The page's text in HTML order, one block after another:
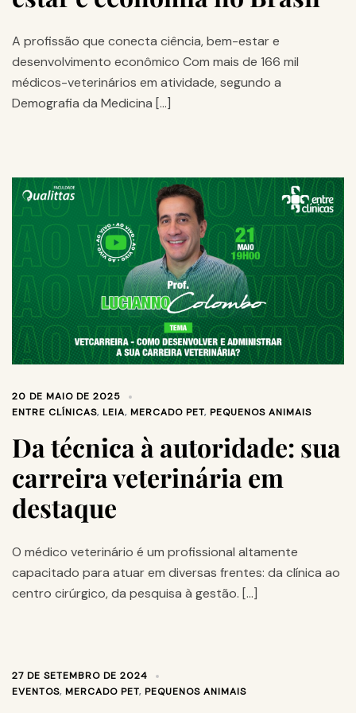
A profissão que conecta ciência, bem-estar e
desenvolvimento econômico Com mais de 166 mil
médicos-veterinários em atividade, segundo a
Demografia da Medicina […]
20 DE MAIO DE 2025
ENTRE CLÍNICAS, LEIA, MERCADO PET, PEQUENOS ANIMAIS
Da técnica à autoridade: sua
carreira veterinária em
destaque
O médico veterinário é um profissional altamente
capacitado para atuar em diversas frentes: da clínica ao
centro cirúrgico, da pesquisa à gestão. […]
27 DE SETEMBRO DE 2024
EVENTOS, MERCADO PET, PEQUENOS ANIMAIS